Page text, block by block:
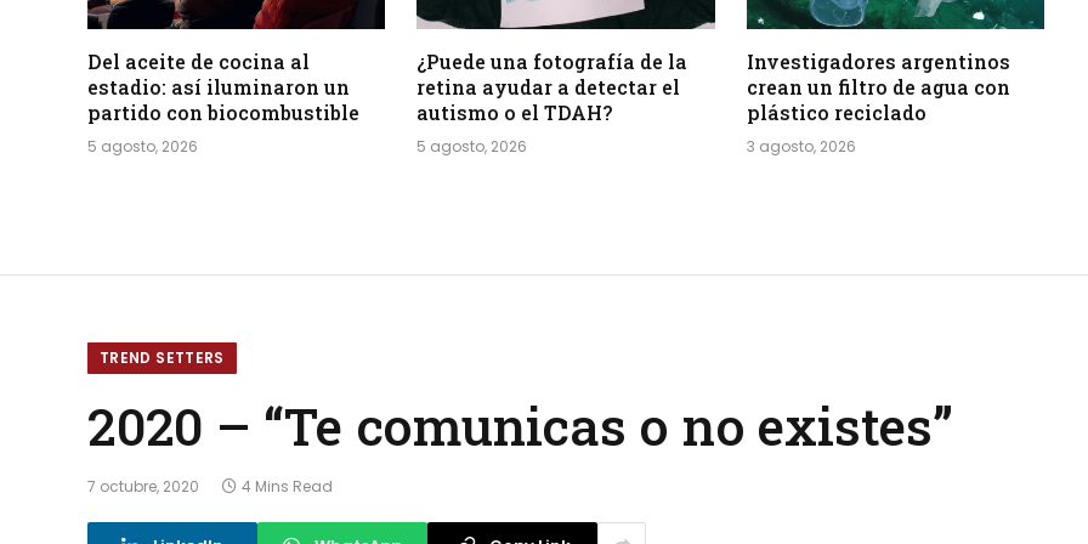
Del aceite de cocina al
estadio: así iluminaron un
partido con biocombustible
5 agosto, 2026
¿Puede una fotografía de la
retina ayudar a detectar el
autismo o el TDAH?
5 agosto, 2026
Investigadores argentinos
crean un filtro de agua con
plástico reciclado
3 agosto, 2026
TREND SETTERS
2020 – “Te comunicas o no existes”
7 octubre, 2020 4 Mins Read